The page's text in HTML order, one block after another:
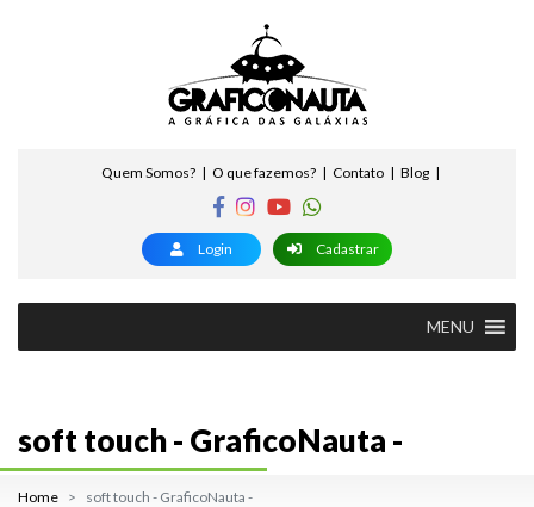
Quem Somos? O que fazemos? Contato Blog
Login Cadastrar
MENU
soft touch - GraficoNauta -
Home soft touch - GraficoNauta -